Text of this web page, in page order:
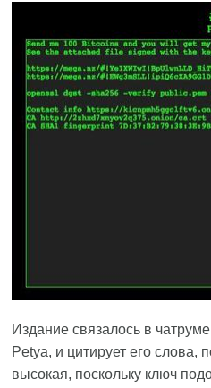
Издание связалось в
Petya, и цитирует его слова,
высокая, поскольку ключ